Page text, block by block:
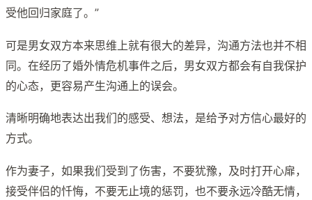
受他回归家庭了。”
可是男女双方本来思维上就有很大的差异，沟通方法也并不相
同。在经历了婚外情危机事件之后，男女双方都会有自我保护
的心态，更容易产生沟通上的误会。
清晰明确地表达出我们的感受、想法，是给予对方信心最好的
方式。
作为妻子，如果我们受到了伤害，不要犹豫，及时打开心扉，
接受伴侣的忏悔，不要无止境的惩罚，也不要永远冷酷无情，